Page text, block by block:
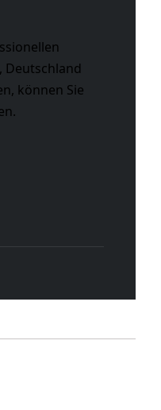
Deutschland
können Sie